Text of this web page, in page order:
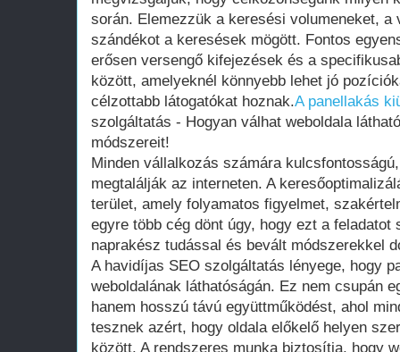
során. Elemezzük a keresési volumeneket, a
szándékot a keresések mögött. Fontos
erősen versengő kifejezések és a
között, amelyeknél könnyebb lehet jó
célzottabb látogatókat hoznak.A panellakás
szolgáltatás - Hogyan válhat weboldala
módszereit!
Minden vállalkozás számára
megtalálják az interneten. A
terület, amely folyamatos figyelmet,
egyre több cég dönt úgy, hogy ezt a
naprakész tudással és bevált módszerekkel
A havidíjas SEO szolgáltatás lényege, hogy
weboldalának láthatóságán. Ez nem csupán
hanem hosszú távú együttműködést, ahol
tesznek azért, hogy oldala előkelő helyen
között. A rendszeres munka biztosítja, hogy